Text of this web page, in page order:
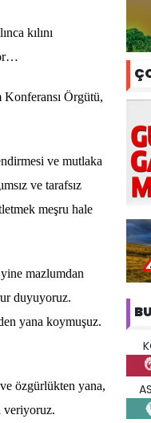
kılını
Örgütü,
ve mutlaka
ve tarafsız
meşru hale
mazlumdan
duyuyoruz.
yana koymuşuz.
özgürlükten yana,
veriyoruz.